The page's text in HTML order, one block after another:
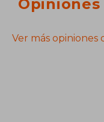
Ver más opiniones